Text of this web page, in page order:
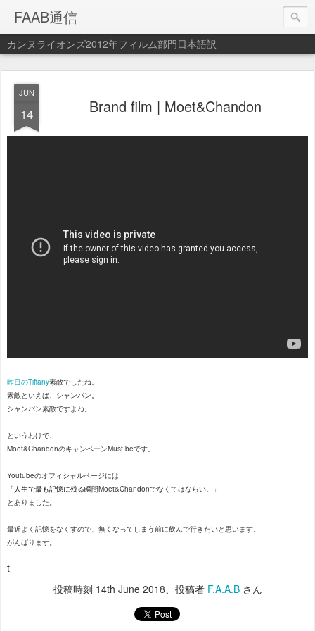
FAAB通信
カンヌライオンズ2012年フィルム部門日本語訳
JUN
14 Brand film | Moet&Chandon
昨日のTiffany素敵でしたね。
素敵といえば、シャンパン。
シャンパン素敵ですよね。
というわけで、
Moet&ChandonのキャンペーンMust beです。
Youtubeのオフィシャルページには
「 人生で最も記憶に残る瞬間Moet&Chandonでなくてはならい。」
とありました。
最近よく記憶をなくすので、無くなってしまう前に飲んで行きたいと思います。
がんばります。
t
投稿時刻 14th June 2018、投稿者 F.A.A.Bさん